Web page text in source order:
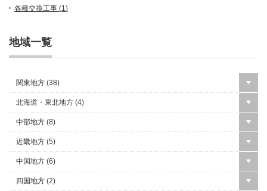
各種交換工事 (1)
地域一覧
関東地方 (38)
北海道・東北地方 (4)
中部地方 (8)
近畿地方 (5)
中国地方 (6)
四国地方 (2)